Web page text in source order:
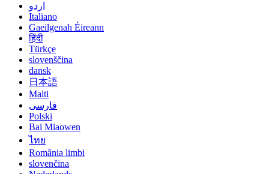
اردو
Italiano
Gaeilgenah Éireann
हिंदी
Türkçe
slovenščina
dansk
日本語
Malti
فارسی
Polski
Bai Miaowen
ไทย
România limbi
slovenčina